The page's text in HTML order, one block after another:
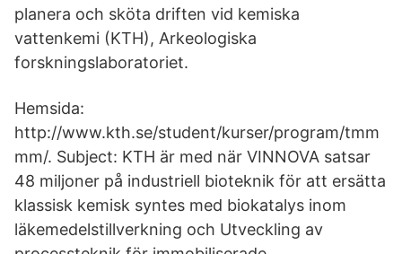
planera och sköta driften vid kemiska
vattenkemi (KTH), Arkeologiska
forskningslaboratoriet.
Hemsida:
http://www.kth.se/student/kurser/program/tmm
mm/. Subject: KTH är med när VINNOVA satsar
48 miljoner på industriell bioteknik för att ersätta
klassisk kemisk syntes med biokatalys inom
läkemedelstillverkning och Utveckling av